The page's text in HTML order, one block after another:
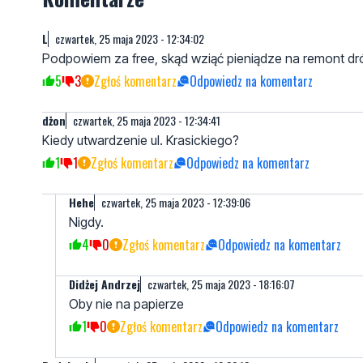
L czwartek, 25 maja 2023 - 12:34:02
Podpowiem za free, skąd wziąć pieniądze na remont
5 3 Zgłoś komentarz Odpowiedz na komentarz
dżon czwartek, 25 maja 2023 - 12:34:41
Kiedy utwardzenie ul. Krasickiego?
1 1 Zgłoś komentarz Odpowiedz na komentarz
Hehe czwartek, 25 maja 2023 - 12:39:06
Nigdy.
4 0 Zgłoś komentarz Odpowiedz na komentarz
Didżej Andrzej czwartek, 25 maja 2023 - 18:16:07
Oby nie na papierze
1 0 Zgłoś komentarz Odpowiedz na komentarz